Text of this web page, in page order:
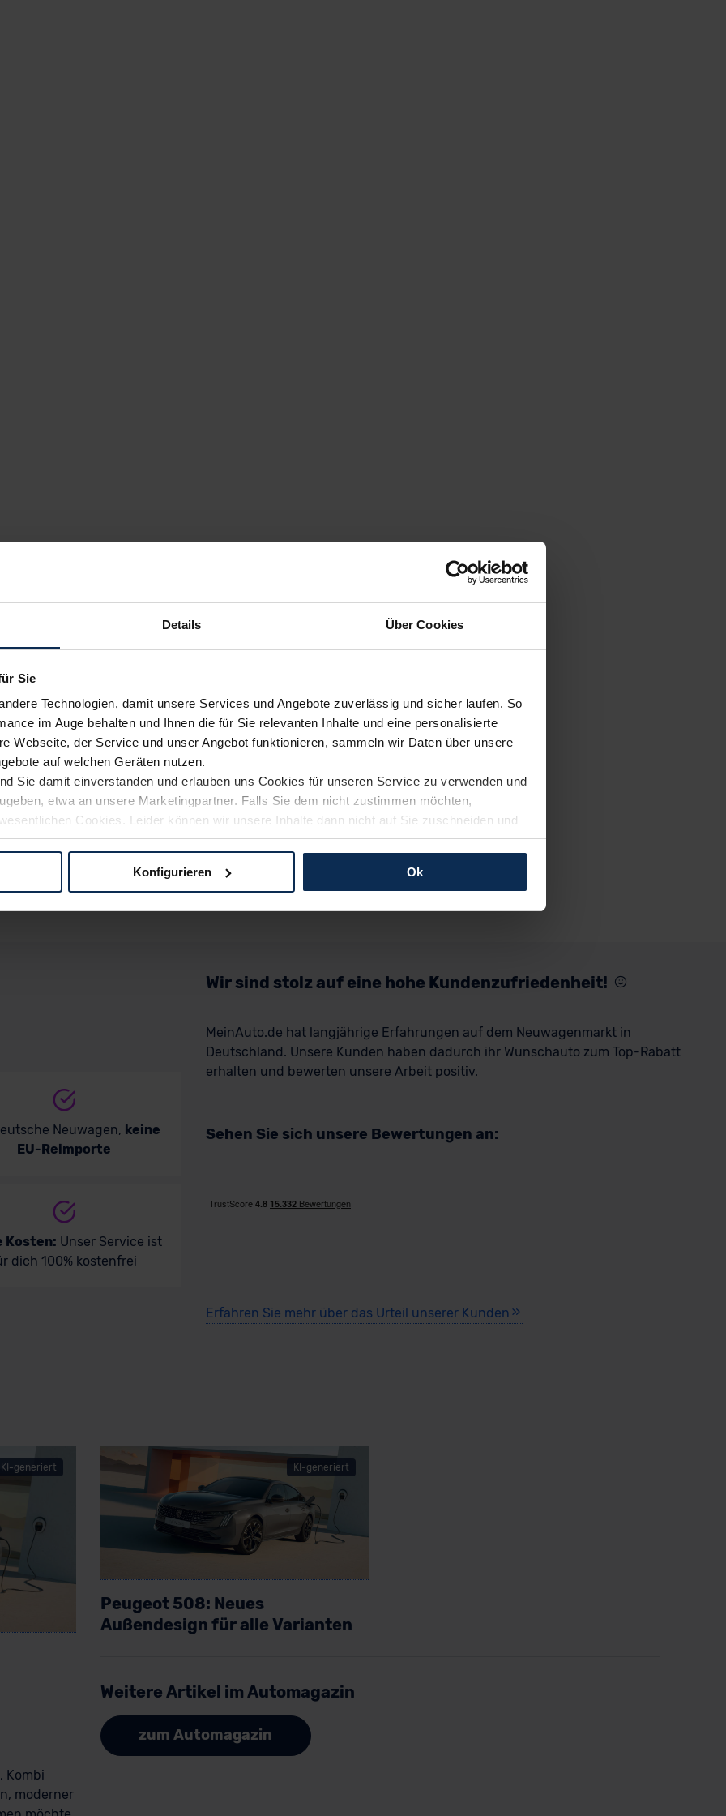
Details Über Cookies
Sie
Technologien, damit unsere Services und Angebote zuverlässig und sicher laufen. So
im Auge behalten und Ihnen die für Sie relevanten Inhalte und eine personalisierte
Webseite, der Service und unser Angebot funktionieren, sammeln wir Daten über unsere
auf welchen Geräten nutzen.
Sie damit einverstanden und erlauben uns Cookies für unseren Service zu verwenden und
etwa an unsere Marketingpartner. Falls Sie dem nicht zustimmen möchten,
Cookies. Leider können wir unsere Inhalte dann nicht auf Sie zuschneiden und
Weg zu Ihrem Neuwagen unterstützen. Sie können die Einstellungen jederzeit anpassen
Sie hierzu Ihre Einwilligung freiwillig erteilen. Nähere Informationen zu den bestehenden
Konfigurieren Ok
Neuwagen, keine
EU-Reimporte
Kosten: Unser Service ist
dich 100% kostenfrei
Wir sind stolz auf eine hohe Kundenzufriedenheit!
MeinAuto.de hat langjährige Erfahrungen auf dem Neuwagenmarkt in
Deutschland. Unsere Kunden haben dadurch ihr Wunschauto zum Top-Rabatt
erhalten und bewerten unsere Arbeit positiv.
Sehen Sie sich unsere Bewertungen an:
Erfahren Sie mehr über das Urteil unserer Kunden
KI-generiert
Kombi
moderner
KI-generiert
Peugeot 508: Neues
Außendesign für alle Varianten
Artikel lesen
Weitere Artikel im Automagazin
zum Automagazin